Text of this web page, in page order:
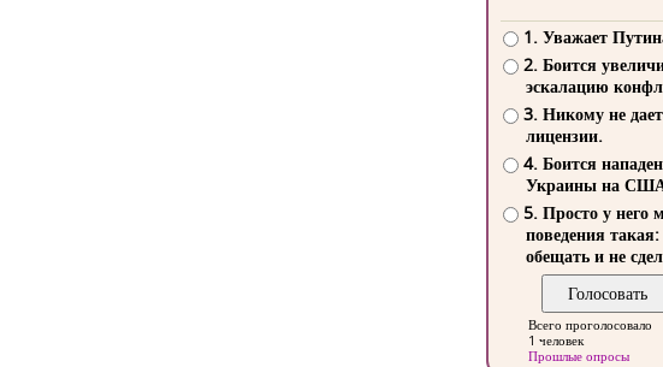
1. Уважает
2. Боится
эскалацию
3. Никому не
лицензии.
4. Боится
Украины на
5. Просто у него
поведения такая:
обещать и не
Всего проголосовало
1 человек
Прошлые опросы